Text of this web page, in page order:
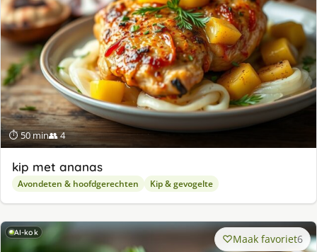
⏱ 50 min👥 4
kip met ananas
Avondeten & hoofdgerechten Kip & gevogelte
AI-kok Maak favoriet6